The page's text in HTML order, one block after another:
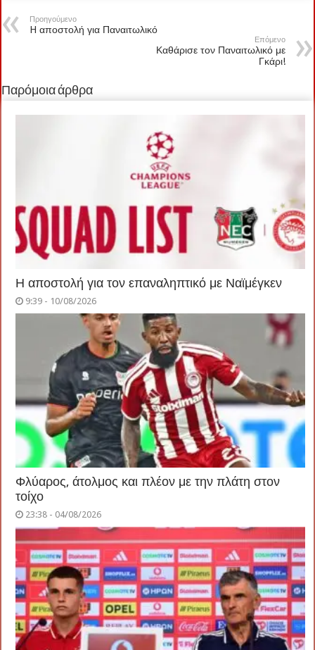
Προηγούμενο
H αποστολή για Παναιτωλικό
Επόμενο
Καθάρισε τον Παναιτωλικό με
Γκάρι!
Παρόμοια άρθρα
Η αποστολή για τον επαναληπτικό με Ναϊμέγκεν
9:39 - 10/08/2026
Φλύαρος, άτολμος και πλέον με την πλάτη στον
τοίχο
23:38 - 04/08/2026